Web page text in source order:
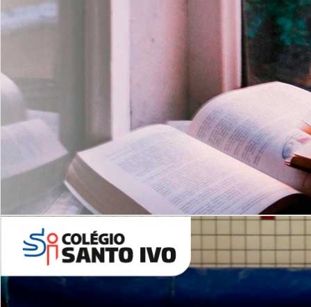
Leituras Literárias
es
Com imersão Bilingue - Anos
Finais
6º AO 9º ANO FUNDAMENTAL
Inglês: Turmas Reduzidas
(Proficiência)
ALUNOS NOVOS
Entre em Contato